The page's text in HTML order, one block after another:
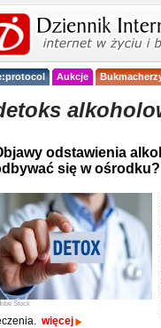
Aukcje
odstawienia
się w ośrodku?
Stock
więcej